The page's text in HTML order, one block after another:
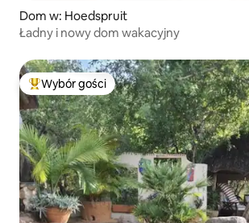
Dom w: Hoedspruit
Ładny i nowy dom wakacyjny
Najpopularniejsze z kategorii Wybór gości
Wybór gości